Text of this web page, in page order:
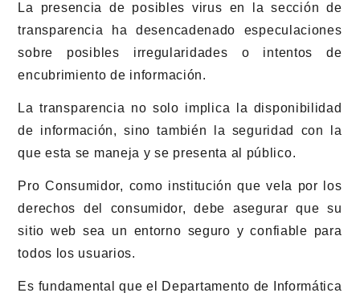
La presencia de posibles virus en la sección de
transparencia ha desencadenado especulaciones
sobre posibles irregularidades o intentos de
encubrimiento de información.
La transparencia no solo implica la disponibilidad
de información, sino también la seguridad con la
que esta se maneja y se presenta al público.
Pro Consumidor, como institución que vela por los
derechos del consumidor, debe asegurar que su
sitio web sea un entorno seguro y confiable para
todos los usuarios.
Es fundamental que el Departamento de Informática